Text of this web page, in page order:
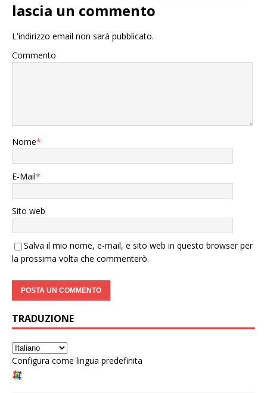
lascia un commento
L'indirizzo email non sarà pubblicato.
Commento
Nome*
E-Mail*
Sito web
Salva il mio nome, e-mail, e sito web in questo browser per
la prossima volta che commenterò.
TRADUZIONE
Configura come lingua predefinita